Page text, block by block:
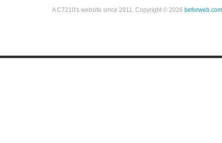
A C7210's website since 2011. Copyright © 2026 beforweb.com